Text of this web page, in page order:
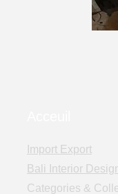
Import Export
Bali Interior
Categories &